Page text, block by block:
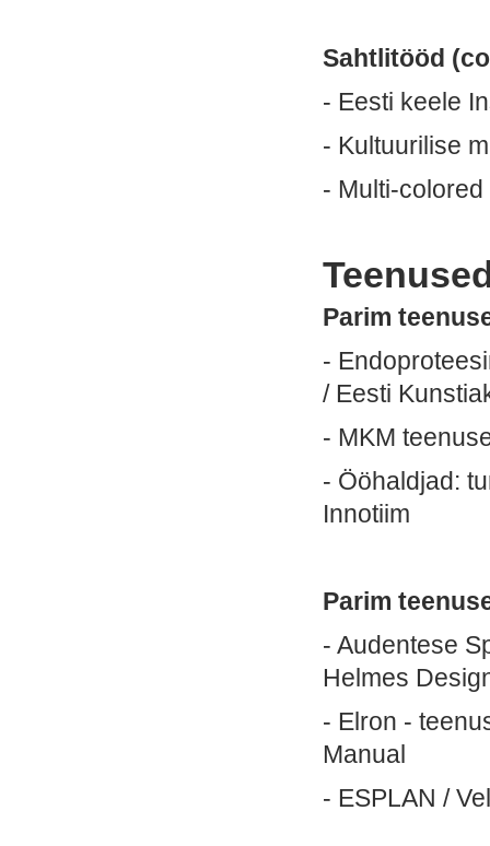
Sahtlitööd
- Eesti keele
- Kultuurilise
- Multi-
Parim
-
/ Eesti
- MKM
- Ööhaldjad:
Innotiim
Parim
- Audentese
Helmes
- Elron -
Manual
- ESPLAN /